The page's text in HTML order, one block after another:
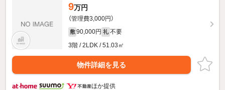
9万円
（管理費3,000円）
敷 90,000円 礼 不要
3階 / 2LDK / 51.03㎡
物件詳細を見る
ほか提供